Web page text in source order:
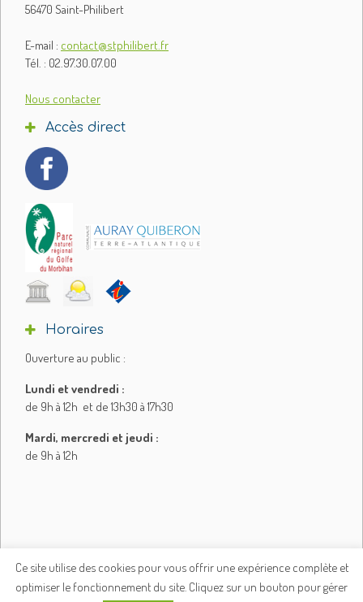
56470 Saint-Philibert
E-mail : contact@stphilibert.fr
Tél. : 02.97.30.07.00
Nous contacter
Accès direct
Horaires
Ouverture au public :
Lundi et vendredi :
de 9h à 12h et de 13h30 à 17h30
Mardi, mercredi et jeudi :
de 9h à 12h
Ce site utilise des cookies pour vous offrir une expérience complète et
optimiser le fonctionnement du site. Cliquez sur un bouton pour gérer